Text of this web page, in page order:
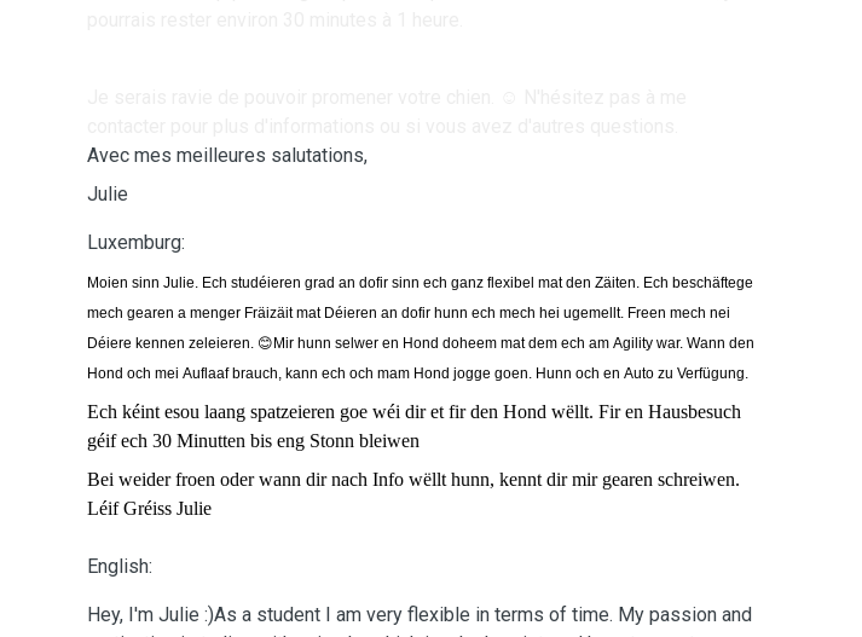
Avec mes meilleures salutations,
Julie
Luxemburg:
Moien sinn Julie. Ech studéieren grad an dofir sinn ech ganz flexibel mat den Zäiten. Ech beschäftege
mech gearen a menger Fräizäit mat Déieren an dofir hunn ech mech hei ugemellt. Freen mech nei
Déiere kennen zeleieren. 😊 Mir hunn selwer en Hond doheem mat dem ech am Agility war. Wann den
Hond och mei Auflaaf brauch, kann ech och mam Hond jogge goen. Hunn och en Auto zu Verfügung.
Ech kéint esou laang spatzeieren goe wéi dir et fir den Hond wëllt. Fir en Hausbesuch
géif ech 30 Minutten bis eng Stonn bleiwen
Bei weider froen oder wann dir nach Info wëllt hunn, kennt dir mir gearen schreiwen.
Léif Gréiss Julie
English:
Hey, I'm Julie :)As a student I am very flexible in terms of time. My passion and